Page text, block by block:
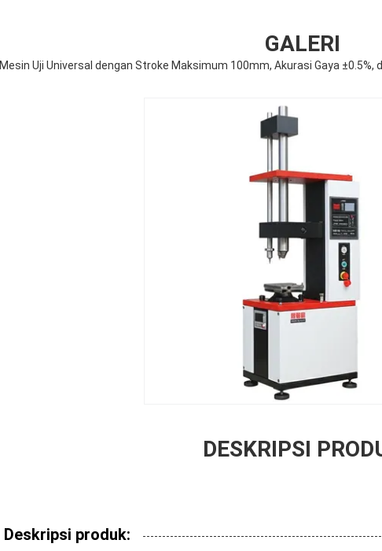
GALERI
Mesin Uji Universal dengan Stroke Maksimum 100mm, Akurasi Gaya ±0.5%,
DESKRIPSI
Deskripsi produk: